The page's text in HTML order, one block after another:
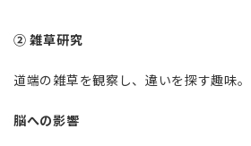
② 雑草研究
道端の雑草を観察し、違いを探す趣味。
脳への影響